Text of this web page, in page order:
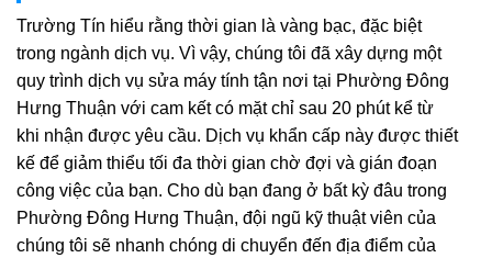
Trường Tín hiểu rằng thời gian là vàng bạc, đặc biệt
trong ngành dịch vụ. Vì vậy, chúng tôi đã xây dựng một
quy trình dịch vụ sửa máy tính tận nơi tại Phường Đông
Hưng Thuận với cam kết có mặt chỉ sau 20 phút kể từ
khi nhận được yêu cầu. Dịch vụ khẩn cấp này được thiết
kế để giảm thiểu tối đa thời gian chờ đợi và gián đoạn
công việc của bạn. Cho dù bạn đang ở bất kỳ đâu trong
Phường Đông Hưng Thuận, đội ngũ kỹ thuật viên của
chúng tôi sẽ nhanh chóng di chuyển đến địa điểm của